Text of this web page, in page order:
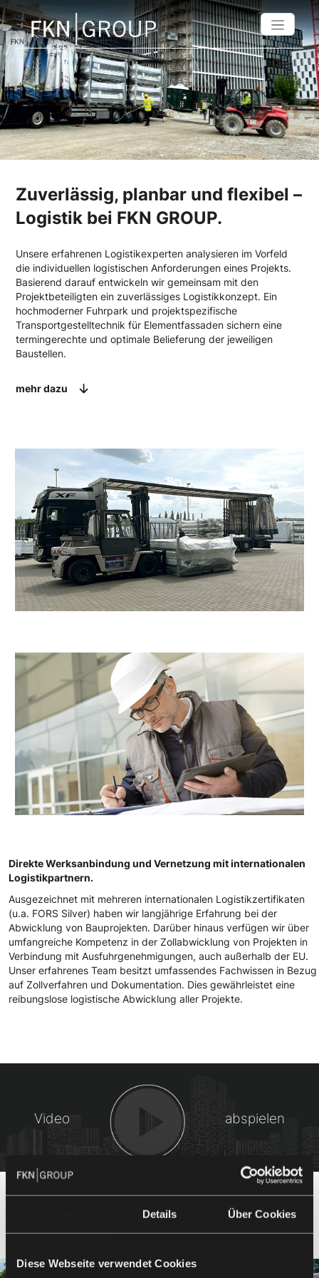
Details Über Cookies
Diese Webseite verwendet Cookies
Zuverlässig, planbar und flexibel –
Logistik bei FKN GROUP.
Unsere erfahrenen Logistikexperten analysieren im Vorfeld
die individuellen logistischen Anforderungen eines Projekts.
Basierend darauf entwickeln wir gemeinsam mit den
Projektbeteiligten ein zuverlässiges Logistikkonzept. Ein
hochmoderner Fuhrpark und projektspezifische
Transportgestelltechnik für Elementfassaden sichern eine
termingerechte und optimale Belieferung der jeweiligen
Baustellen.
mehr dazu
Direkte Werksanbindung und Vernetzung mit internationalen
Logistikpartnern.
Ausgezeichnet mit mehreren internationalen Logistikzertifikaten
(u.a. FORS Silver) haben wir langjährige Erfahrung bei der
Abwicklung von Bauprojekten. Darüber hinaus verfügen wir über
umfangreiche Kompetenz in der Zollabwicklung von Projekten in
Verbindung mit Ausfuhrgenehmigungen, auch außerhalb der EU.
Unser erfahrenes Team besitzt umfassendes Fachwissen in Bezug
auf Zollverfahren und Dokumentation. Dies gewährleistet eine
reibungslose logistische Abwicklung aller Projekte.
Video abspielen
Eindrücke aus der Logistik